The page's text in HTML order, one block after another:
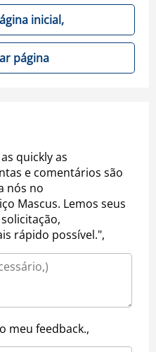
inicial,
página
quickly as
e comentários são
nós no
Mascus. Lemos seus
rápido possível.",
meu feedback.,